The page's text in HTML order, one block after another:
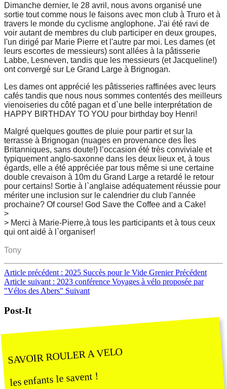
Dimanche dernier, le 28 avril, nous avons organisé une
sortie tout comme nous le faisons avec mon club à Truro et à
travers le monde du cyclisme anglophone. J'ai été ravi de
voir autant de membres du club participer en deux groupes,
l'un dirigé par Marie Pierre et l'autre par moi. Les dames (et
leurs escortes de messieurs) sont allées à la pâtisserie
Labbe, Lesneven, tandis que les messieurs (et Jacqueline!)
ont convergé sur Le Grand Large à Brignogan.
Les dames ont apprécié les pâtisseries raffinées avec leurs
cafés tandis que nous nous sommes contentés des meilleurs
vienoiseries du côté pagan et d`une belle interprétation de
HAPPY BIRTHDAY TO YOU pour birthday boy Henri!
Malgré quelques gouttes de pluie pour partir et sur la
terrasse à Brignogan (nuages en provenance des Îles
Britanniques, sans doute!) l’occasion été très conviviale et
typiquement anglo-saxonne dans les deux lieux et, à tous
égards, elle a été appréciée par tous même si une certaine
double crevaison à 10m du Grand Large a retardé le retour
pour certains! Sortie à l`anglaise adéquatement réussie pour
mériter une inclusion sur le calendrier du club l'année
prochaine? Of course! God Save the Coffee and a Cake!
>
> Merci à Marie-Pierre,à tous les participants et à tous ceux
qui ont aidé à l`organiser!
Tony
Article précédent : 2025 Succès pour le Vide GrenierPrécédent
Article suivant : 2023 conférence Voyages à vélo proposée par
"Vélos des Abers" Suivant
Post-It
SAVOIR ROULER A VELO
les enfants le savent !